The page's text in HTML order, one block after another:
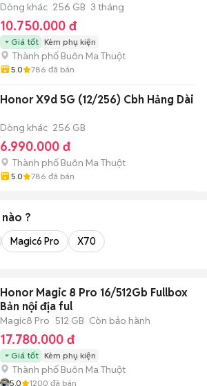
Dòng khác 256 GB 3 tháng
10.750.000 đ
Giá tốt Kèm phụ kiện
Thành phố Buôn Ma Thuột
5.0 786 đã bán
Honor X9d 5G (12/256) Cbh Hảng Dài
Dòng khác 256 GB
6.990.000 đ
Thành phố Buôn Ma Thuột
5.0 786 đã bán
nào ?
Magic6 Pro X70
Honor Magic 8 Pro 16/512Gb Fullbox
Bản nội địa ful
Magic8 Pro 512 GB Còn bảo hành
17.780.000 đ
Giá tốt Kèm phụ kiện
Thành phố Buôn Ma Thuột
5.0 1200 đã bán